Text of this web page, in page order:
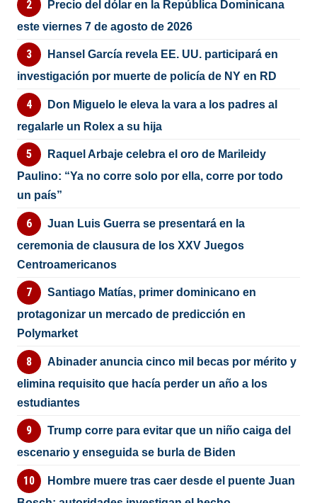
Precio del dólar en la República Dominicana
este viernes 7 de agosto de 2026
Hansel García revela EE. UU. participará en
investigación por muerte de policía de NY en RD
Don Miguelo le eleva la vara a los padres al
regalarle un Rolex a su hija
Raquel Arbaje celebra el oro de Marileidy
Paulino: “Ya no corre solo por ella, corre por todo
un país”
Juan Luis Guerra se presentará en la
ceremonia de clausura de los XXV Juegos
Centroamericanos
Santiago Matías, primer dominicano en
protagonizar un mercado de predicción en
Polymarket
Abinader anuncia cinco mil becas por mérito y
elimina requisito que hacía perder un año a los
estudiantes
Trump corre para evitar que un niño caiga del
escenario y enseguida se burla de Biden
Hombre muere tras caer desde el puente Juan